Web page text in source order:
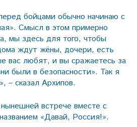
бойцами обычно начинаю с
Смысл в этом примерно
мы здесь для того, чтобы
ждут жёны, дочери, есть
вас любят, и вы сражаетесь за
были в безопасности». Так я
– сказал Архипов.
встрече вместе с
«Давай, Россия!».